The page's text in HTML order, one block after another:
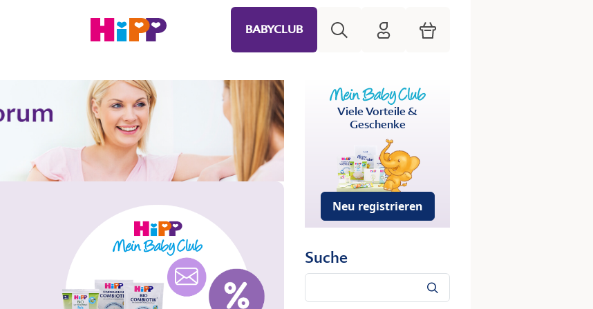
BABYCLUB HiPP Mein Babyclub
Warenkorb
Viele Vorteile &
Geschenke
Neu registrieren
Suche